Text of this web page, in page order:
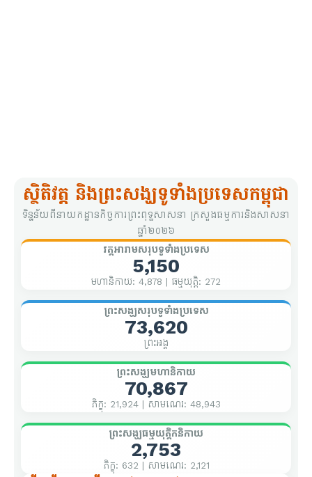
ស្ថិតិវត្ត និងព្រះសង្ឃទូទាំងប្រទេសកម្ពុជា
ទិន្នន័យពីនាយកដ្ឋានកិច្ចការព្រះពុទ្ធសាសនា ក្រសួងធម្មការនិងសាសនា
ឆ្នាំ២០២៦
វត្តអារាមសរុបទូទាំងប្រទេស
5,150
មហានិកាយ: 4,878 | ធម្មយុត្តិ: 272
ព្រះសង្ឃសរុបទូទាំងប្រទេស
73,620
ព្រះអង្គ
ព្រះសង្ឃមហានិកាយ
70,867
ភិក្ខុ: 21,924 | សាមណេរ: 48,943
ព្រះសង្ឃធម្មយុត្តិកនិកាយ
2,753
ភិក្ខុ: 632 | សាមណេរ: 2,121